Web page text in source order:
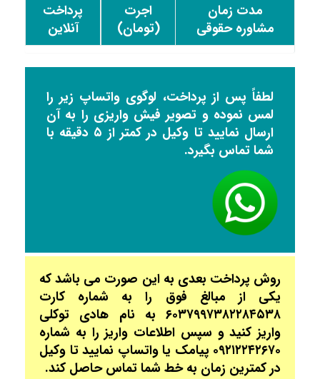
مدت زمان
مشاوره حقوقی
اجرت
(تومان)
پرداخت
آنلاین
لطفاً پس از پرداخت، لوگوی واتساپ زیر را
لمس نموده و تصویر فیش واریزی را به آن
ارسال نمایید تا وکیل در کمتر از ۵ دقیقه با
شما تماس بگیرد.
روش پرداخت بعدی به این صورت می باشد که
یکی از مبالغ فوق را به شماره کارت
۶۰۳۷۹۹۷۳۸۲۲۸۴۵۳۸ به نام هادی توکلی
واریز کنید و سپس اطلاعات واریز را به شماره
۰۹۲۱۲۲۴۲۶۷۰ پیامک یا واتساپ نمایید تا وکیل
در کمترین زمان به خط شما تماس حاصل کند.